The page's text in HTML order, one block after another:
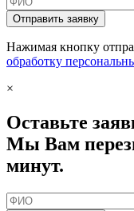
Отправить заявку
Нажимая кнопку
обработку
×
Оставьте
Мы Вам
минут.